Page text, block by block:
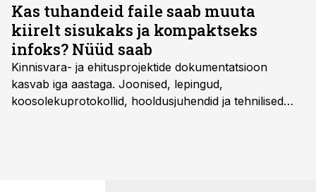
Kas tuhandeid faile saab muuta
kiirelt sisukaks ja kompaktseks
infoks? Nüüd saab
Kinnisvara- ja ehitusprojektide dokumentatsioon
kasvab iga aastaga. Joonised, lepingud,
koosolekuprotokollid, hooldusjuhendid ja tehnilised